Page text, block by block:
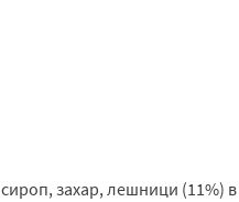
захар, лешници (11%)